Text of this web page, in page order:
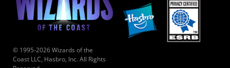
© 1995-2026 Wizards of the
Coast LLC, Hasbro, Inc. All Rights